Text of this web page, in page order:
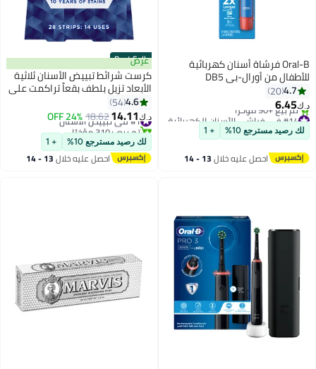
Oral-B فرشاة أسنان كهربائية
للأطفال من أورال-بي DB5
سبايدرمان 3+ سنوات مع رأس
فرشاة بديل
4.7
20
د.ك‏6.45
#14 في فراشي الأسنان الكهربائية
أقل سعر في 7 يوم
تم بيع +90 مؤخرًا
#14 في فراشي الأسنان الكهربائية
لك رصيد مسترجع 10% + 1
احصل عليه خلال 13 - 14
Best Seller
عرض
كرست شرائط تبييض الأسنان ثلاثية
الأبعاد تزيل بلطف بقعاً تراكمت على
مدى عشر سنوات.
4.6
54
د.ك‏14.11
18.62
24% OFF #1 في تبييض الأسنان
تم بيع +310 مؤخرًا
#1 في تبييض الأسنان
لك رصيد مسترجع 10% + 1
احصل عليه خلال 13 - 14